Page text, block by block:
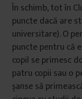
În schimb, tot în
puncte dacă are
universitare). O
puncte pentru că
copil se primesc
patru copii sau o
șanse să